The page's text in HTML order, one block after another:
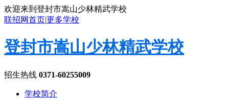
欢迎来到登封市嵩山少林精武学校
联招网首页|更多学校
登封市嵩山少林精武学校
招生热线 0371-60255009
学校简介